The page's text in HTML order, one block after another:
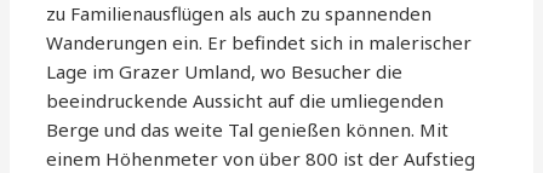
zu Familienausflügen als auch zu spannenden
Wanderungen ein. Er befindet sich in malerischer
Lage im Grazer Umland, wo Besucher die
beeindruckende Aussicht auf die umliegenden
Berge und das weite Tal genießen können. Mit
einem Höhenmeter von über 800 ist der Aufstieg